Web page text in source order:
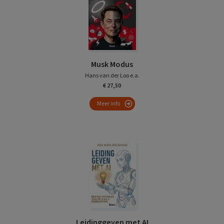
Musk Modus
Hans van der Loo e.a.
€ 27,50
Meer info